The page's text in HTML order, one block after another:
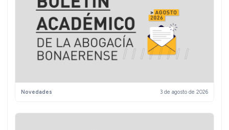
Novedades 3 de agosto de 2026